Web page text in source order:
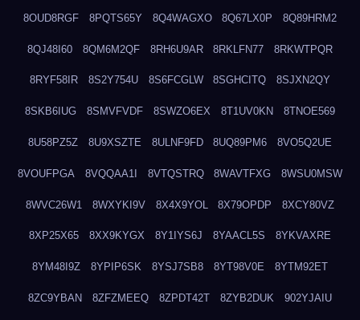
8OUD8RGF 8PQTS65Y 8Q4WAGXO 8Q67LX0P 8Q89HRM2
8QJ48I60 8QM6M2QF 8RH6U9AR 8RKLFN77 8RKWTPQR
8RYF58IR 8S2Y754U 8S6FCGLW 8SGHCITQ 8SJXN2QY
8SKB6IUG 8SMVFVDF 8SWZO6EX 8T1UV0KN 8TNOE569
8U58PZ5Z 8U9XSZTE 8ULNF9FD 8UQ89PM6 8VO5Q2UE
8VOUFPGA 8VQQAA1I 8VTQSTRQ 8WAVTFXG 8WSU0MSW
8WVC26W1 8WXYKI9V 8X4X9YOL 8X79OPDP 8XCY80VZ
8XP25X65 8XX9KYGX 8Y1IYS6J 8YAACL5S 8YKVAXRE
8YM48I9Z 8YPIP6SK 8YSJ7SB8 8YT98V0E 8YTM92ET
8ZC9YBAN 8ZFZMEEQ 8ZPDT42T 8ZYB2DUK 902YJAIU